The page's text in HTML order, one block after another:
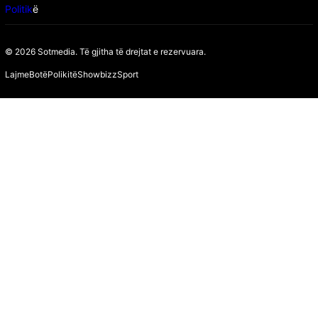
Politikë
© 2026 Sotmedia. Të gjitha të drejtat e rezervuara.
LajmeBotëPolikitëShowbizzSport